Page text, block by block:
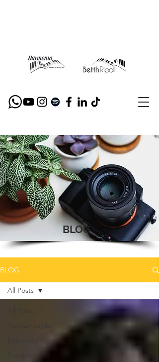
BLOG
BLOG
All Posts